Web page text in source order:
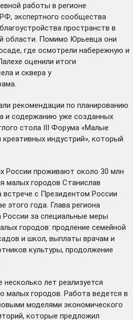
работы в регионе
экспертного сообщества
пространств в
области. Помимо Юрьевца они
где осмотрели набережную и
оценили итоги
и сквера у
рекомендации по планированию
и содержанию уже созданных
стола III Форума «Малые
индустрий», который
России проживают около 30 млн
малых городов Станислав
встрече с Президентом России
года. Глава региона
за специальные меры
городов: продление семейной
и школ, выплаты врачам и
культуры, продолжение
лет реализуется
малых городов. Работа ведется в
моделями экономического
которые предложил